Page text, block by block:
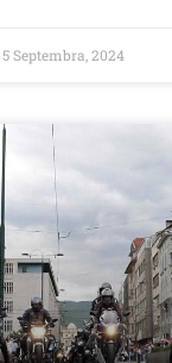
5 Septembra, 2024